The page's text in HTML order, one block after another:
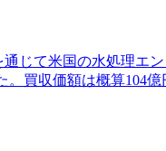
て米国の水処理エ
買収価額は概算104